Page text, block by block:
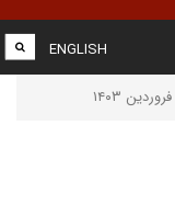
ENGLISH
فروردین ۱۴۰۳